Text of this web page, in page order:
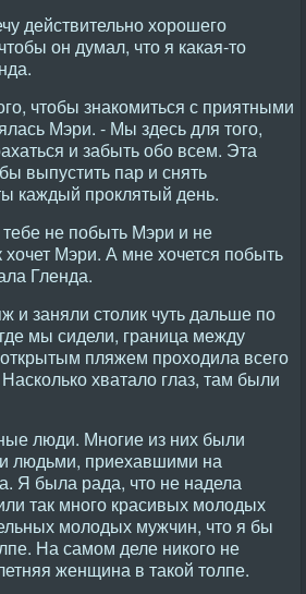
действительно хорошего
он думал, что я какая-то
чтобы знакомиться с приятными
Мэри. - Мы здесь для того,
и забыть обо всем. Эта
выпустить пар и снять
каждый проклятый день.
не побыть Мэри и не
хочет Мэри. А мне хочется побыть
Гленда.
и заняли столик чуть дальше по
мы сидели, граница между
пляжем проходила всего
хватало глаз, там были
люди. Многие из них были
людьми, приехавшими на
Я была рада, что не надела
так много красивых молодых
молодых мужчин, что я бы
На самом деле никого не
женщина в такой толпе.